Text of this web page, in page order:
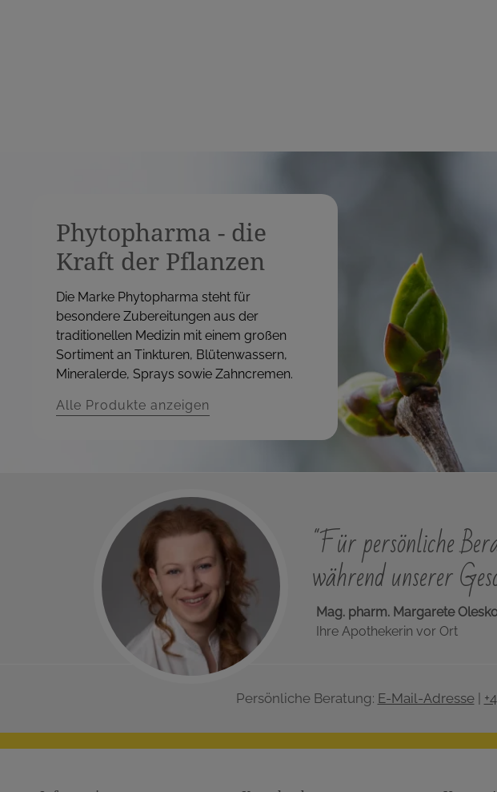
Phytopharma - die
Kraft der Pflanzen
Die Marke Phytopharma steht für
besondere Zubereitungen aus der
traditionellen Medizin mit einem großen
Sortiment an Tinkturen, Blütenwassern,
Mineralerde, Sprays sowie Zahncremen.
Alle Produkte anzeigen
"Für persönliche
während unserer
Mag. pharm. Margarete
Ihre Apothekerin vor Ort
Persönliche Beratung: E-Mail-Adresse|